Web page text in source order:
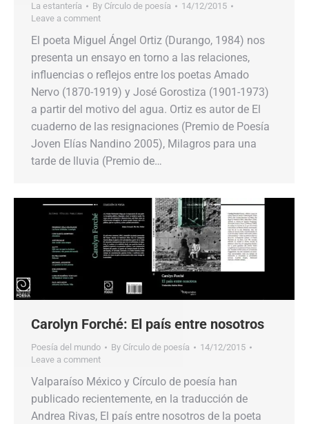
La estantería By Círculo de poesía
14/12/2015
Leave a comment
El poeta Miguel Ángel Ortiz (Durango, 1984) nos
presenta un ensayo en torno a las relaciones,
influencias o reflejos entre los poetas Amado
Nervo (1870-1919) y José Gorostiza (1901-1973)
a partir del motivo del agua. Ortiz es autor de El
cuaderno de las resignaciones (Premio de Poesía
Joven Elías Nandino 2005), Milagros para una
tarde de lluvia (Premio de…
Carolyn Forché: El país entre nosotros
Poesía del mundo By Círculo de poesía
14/12/2015
Leave a comment
Valparaíso México y Círculo de poesía han
publicado recientemente, en la traducción de
Andrea Rivas, El país entre nosotros de la poeta